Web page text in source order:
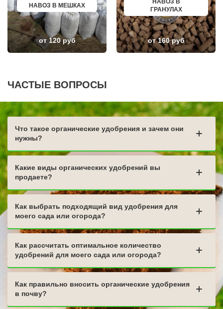
ЮЖНО САХАЛИНСК
ДЕРБЕНТ
АНГАРСК
СТЕРЛИТАМАК
ГРЯЗИ
ДНО
МАЙКОП
РЫБИНСК
ТУЙМАЗЫ
МУРОМ
ПУШКИН
ВСЕВОЛОЖСК
АРЗАМАС
АРМАВИР
СЛАНЦЫ
ПЛАСТ
НОВЫЙ ОСКОЛ
ВЕЛИКИЙ УСТЮГ
НИКОЛЬСК
ЛЕНИНСК-КУЗНЕЦКИЙ
НАЗАРОВО
ЛОДЕЙНОЕ ПОЛЕ
КРОНШТАДТ
РТИЩЕВО
НИЖНЯЯ ТУРА
БОГОРОДИЦК
НАВОЗ В МЕШКАХ
от 120 руб
НАВОЗ В
ГРАНУЛАХ
от 160 руб
ЧАСТЫЕ ВОПРОСЫ
Что такое органические удобрения и зачем они
нужны?
Какие виды органических удобрений вы
продаете?
Как выбрать подходящий вид удобрения для
моего сада или огорода?
Как рассчитать оптимальное количество
удобрений для моего сада или огорода?
Как правильно вносить органические удобрения
в почву?